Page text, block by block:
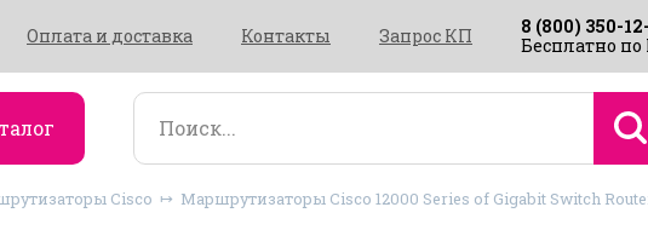
Оплата и доставка Контакты Запрос КП
8 (800) 350-
Бесплатно по
Cisco Маршрутизаторы Cisco 12000 Series of Gigabit Switch